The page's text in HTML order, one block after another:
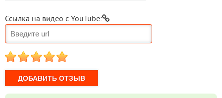
Ссылка на видео с YouTube:
1 2 3 4 5